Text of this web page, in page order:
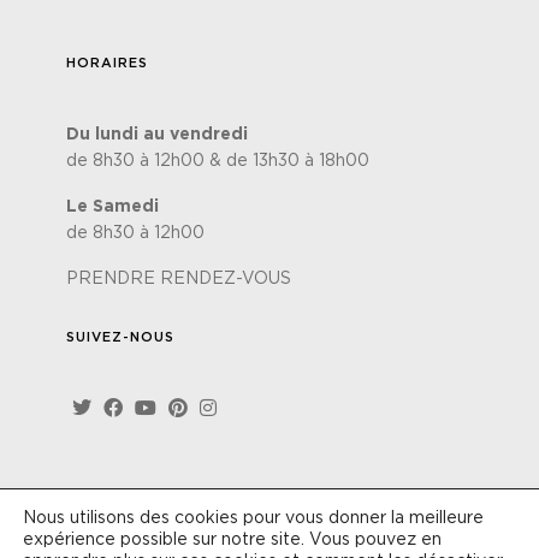
HORAIRES
Du lundi au vendredi
de 8h30 à 12h00 & de 13h30 à 18h00
Le Samedi
de 8h30 à 12h00
PRENDRE RENDEZ-VOUS
SUIVEZ-NOUS
Site réalisé par Lézards'Création
Nous utilisons des cookies pour vous donner la meilleure
expérience possible sur notre site. Vous pouvez en